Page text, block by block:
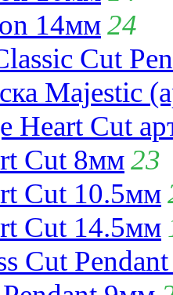
14мм24
Cut
Majestic
Heart Cut
Cut 8мм23
Cut 10.5мм
Cut 14.5мм
Cut